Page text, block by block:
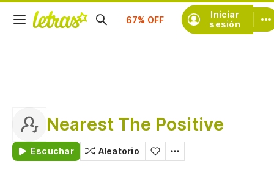
Iniciar
sesión
Suscríbete
Nearest The Positive
Escuchar Aleatorio